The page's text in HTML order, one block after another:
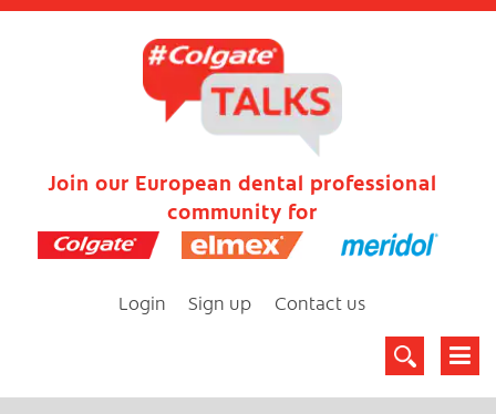
Join our European dental professional
community for
Login Sign up Contact us